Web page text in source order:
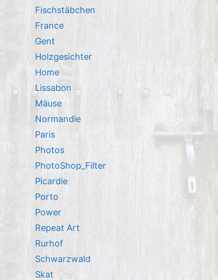
Fischstäbchen
France
Gent
Holzgesichter
Home
Lissabon
Mäuse
Normandie
Paris
Photos
PhotoShop_Filter
Picardie
Porto
Power
Repeat Art
Rurhof
Schwarzwald
Skat